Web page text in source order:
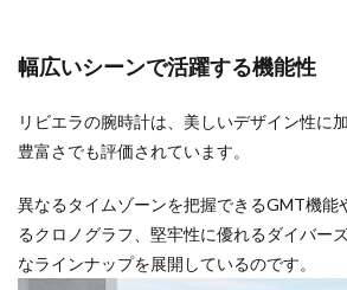
幅広いシーンで活躍する機能性
リビエラの腕時計は、美しいデザイン性に
豊富さでも評価されています。
異なるタイムゾーンを把握できるGMT機能
るクロノグラフ、堅牢性に優れるダイバー
なラインナップを展開しているのです。